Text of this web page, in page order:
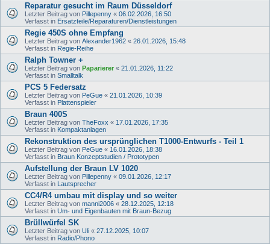
Reparatur gesucht im Raum Düsseldorf
Letzter Beitrag von Pillepenny « 06.02.2026, 16:50
Verfasst in Ersatzteile/Reparaturen/Dienstleistungen
Regie 450S ohne Empfang
Letzter Beitrag von Alexander1962 « 26.01.2026, 15:48
Verfasst in Regie-Reihe
Ralph Towner +
Letzter Beitrag von Paparierer « 21.01.2026, 11:22
Verfasst in Smalltalk
PCS 5 Federsatz
Letzter Beitrag von PeGue « 21.01.2026, 10:39
Verfasst in Plattenspieler
Braun 400S
Letzter Beitrag von TheFoxx « 17.01.2026, 17:35
Verfasst in Kompaktanlagen
Rekonstruktion des ursprünglichen T1000-Entwurfs - Teil 1
Letzter Beitrag von PeGue « 16.01.2026, 18:38
Verfasst in Braun Konzeptstudien / Prototypen
Aufstellung der Braun LV 1020
Letzter Beitrag von Pillepenny « 09.01.2026, 12:17
Verfasst in Lautsprecher
CC4/R4 umbau mit display und so weiter
Letzter Beitrag von manni2006 « 28.12.2025, 12:18
Verfasst in Um- und Eigenbauten mit Braun-Bezug
Brüllwürfel SK
Letzter Beitrag von Uli « 27.12.2025, 10:07
Verfasst in Radio/Phono